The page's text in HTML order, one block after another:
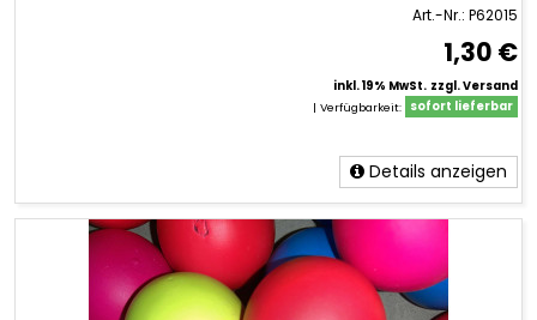
Art.-Nr.: P62015
1,30 €
inkl. 19% MwSt. zzgl. Versand
|Verfügbarkeit: sofort lieferbar
Details anzeigen